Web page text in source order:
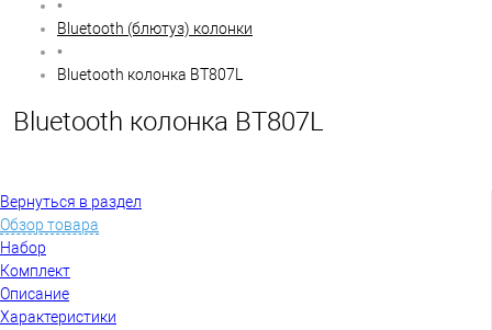
•
Bluetooth (блютуз) колонки
•
Bluetooth колонка BT807L
Bluetooth колонка BT807L
Вернуться в раздел
Обзор товара
Набор
Комплект
Описание
Характеристики